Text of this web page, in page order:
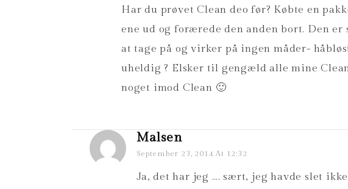
Har du prøvet Clean deo før? Købte en
ene ud og forærede den anden bort. Den
at tage på og virker på ingen måder-
uheldig ? Elsker til gengæld alle mine
noget imod Clean 🙂
Malsen
September 23, 2014 At 12:32
Ja, det har jeg …. sært, jeg havde slet